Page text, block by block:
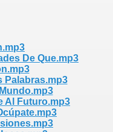
De Que.mp3
Palabras.mp3
Al Futuro.mp3